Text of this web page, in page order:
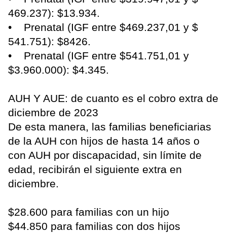
469.237): $13.934.
• Prenatal (IGF entre $469.237,01 y $
541.751): $8426.
• Prenatal (IGF entre $541.751,01 y
$3.960.000): $4.345.
AUH Y AUE: de cuanto es el cobro extra de
diciembre de 2023
De esta manera, las familias beneficiarias
de la AUH con hijos de hasta 14 años o
con AUH por discapacidad, sin límite de
edad, recibirán el siguiente extra en
diciembre.
$28.600 para familias con un hijo
$44.850 para familias con dos hijos